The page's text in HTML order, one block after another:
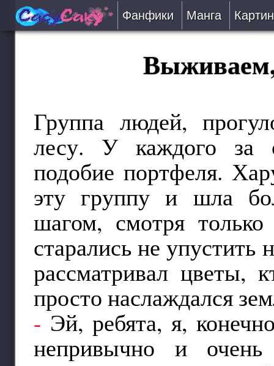
Фанфики
Сборники
Подобрать
Рецензии
На проверке
Отправить
Манга
Группа людей,
лесу. У каждого за
подобие портфеля.
эту группу и шла
шагом, смотря
старались не упустить
рассматривал цветы,
просто наслаждался
- Эй, ребята, я,
непривычно и